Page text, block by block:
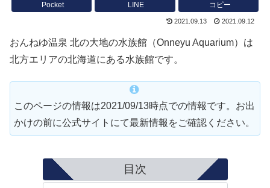
Pocket LINE コピー
2021.09.13 2021.09.12
おんねゆ温泉 北の大地の水族館（Onneyu Aquarium）は
北方エリアの北海道にある水族館です。
このページの情報は2021/09/13時点での情報です。お出
かけの前に公式サイトにて最新情報をご確認ください。
目次